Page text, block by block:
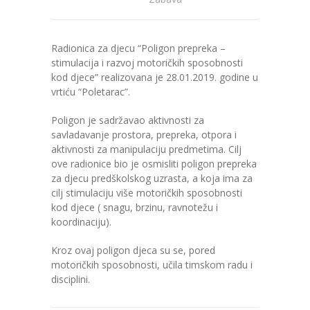
-- Stručni tim
-- Galerija
-- COVID-19 Procedure
-- Javne nabavke
---- Plan javnih nabavki
---- Osnovni elementi ugovora
---- Odluke o izboru i poništenju
---- Nabavka usluga iz anexa II dio B
Radionica za djecu “Poligon prepreka –
stimulacija i razvoj motoričkih sposobnosti
kod djece” realizovana je 28.01.2019. godine u
vrtiću “Poletarac”.
Poligon je sadržavao aktivnosti za
savladavanje prostora, prepreka, otpora i
aktivnosti za manipulaciju predmetima. Cilj
ove radionice bio je osmisliti poligon prepreka
za djecu predškolskog uzrasta, a koja ima za
cilj stimulaciju više motoričkih sposobnosti
kod djece ( snagu, brzinu, ravnotežu i
koordinaciju).
Kroz ovaj poligon djeca su se, pored
motoričkih sposobnosti, učila timskom radu i
disciplini.